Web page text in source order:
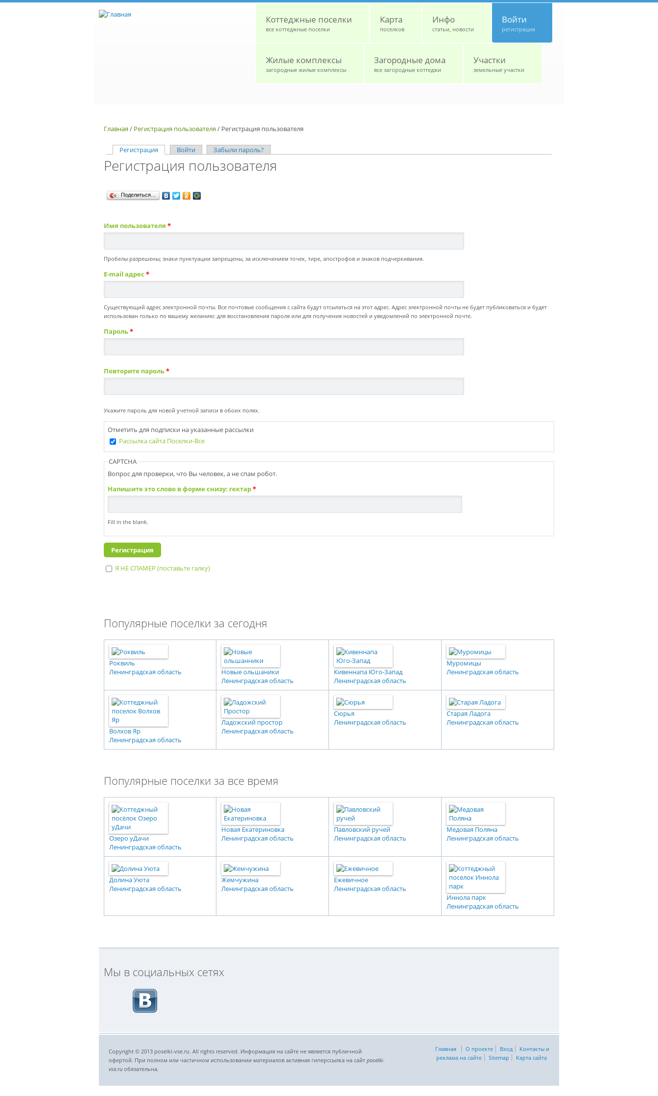
Коттеджные поселки
все коттеджные поселки
Карта
поселков
Инфо
статьи, новости
Войти
регистрация
Жилые комплексы
загородные жилые комплексы
Загородные дома
все загородные коттеджи
Участки
земельные участки
Главная / Регистрация пользователя / Регистрация пользователя
Главные вкладки
Регистрация (активная вкладка)
Войти Забыли пароль?
Регистрация пользователя
Поделиться…
Имя пользователя *
Пробелы разрешены; знаки пунктуации запрещены, за исключением точек, тире, апострофов и знаков подчеркивания.
E-mail адрес *
Существующий адрес электронной почты. Все почтовые сообщения с сайта будут отсылаться на этот адрес. Адрес электронной почты не будет публиковаться и будет
использован только по вашему желанию: для восстановления пароля или для получения новостей и уведомлений по электронной почте.
Пароль*
Повторите пароль*
Укажите пароль для новой учетной записи в обоих полях.
Отметить для подписки на указанные рассылки
Рассылка сайта Поселки-Все
CAPTCHA
Вопрос для проверки, что Вы человек, а не спам робот.
Напишите это слово в форме снизу: гектар*
Fill in the blank.
Я НЕ СПАМЕР (поставьте галку)
Популярные поселки за сегодня
Роквиль
Ленинградская область
Новые ольшаники
Ленинградская область
Кивеннапа Юго-Запад
Ленинградская область
Муромицы
Ленинградская область
Волхов Яр
Ленинградская область
Ладожский простор
Ленинградская область
Сюрья
Ленинградская область
Старая Ладога
Ленинградская область
Популярные поселки за все время
Озеро уДачи
Ленинградская область
Новая Екатериновка
Ленинградская область
Павловский ручей
Ленинградская область
Медовая Поляна
Ленинградская область
Долина Уюта
Ленинградская область
Жемчужина
Ленинградская область
Ежевичное
Ленинградская область
Иннола парк
Ленинградская область
Мы в социальных сетях
Copyright © 2013 poselki-vse.ru. All rights reserved. Информация на сайте не является публичной
офертой. При полном или частичном использовании материалов активная гиперссылка на сайт poselki-
vse.ru​ обязательна.
Главная О проекте Вход
Контакты и
реклама на сайте
Sitemap Карта сайта